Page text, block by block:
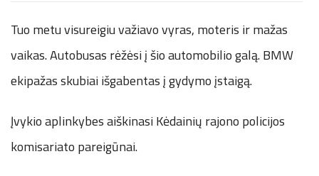
Tuo metu visureigiu važiavo vyras, moteris ir mažas
vaikas. Autobusas rėžėsi į šio automobilio galą. BMW
ekipažas skubiai išgabentas į gydymo įstaigą.
Įvykio aplinkybes aiškinasi Kėdainių rajono policijos
komisariato pareigūnai.